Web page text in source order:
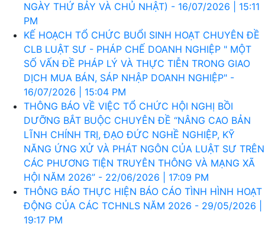
NGÀY THỨ BẢY VÀ CHỦ NHẬT) - 16/07/2026 | 15:11
PM
KẾ HOẠCH TỔ CHỨC BUỔI SINH HOẠT CHUYÊN ĐỀ
CLB LUẬT SƯ - PHÁP CHẾ DOANH NGHIỆP " MỘT
SỐ VẤN ĐỀ PHÁP LÝ VÀ THỰC TIỄN TRONG GIAO
DỊCH MUA BÁN, SÁP NHẬP DOANH NGHIỆP" -
16/07/2026 | 15:04 PM
THÔNG BÁO VỀ VIỆC TỔ CHỨC HỘI NGHỊ BỒI
DƯỠNG BẮT BUỘC CHUYÊN ĐỀ “NÂNG CAO BẢN
LĨNH CHÍNH TRỊ, ĐẠO ĐỨC NGHỀ NGHIỆP, KỸ
NĂNG ỨNG XỬ VÀ PHÁT NGÔN CỦA LUẬT SƯ TRÊN
CÁC PHƯƠNG TIỆN TRUYÊN THÔNG VÀ MẠNG XÃ
HỘI NĂM 2026” - 22/06/2026 | 17:09 PM
THÔNG BÁO THỰC HIỆN BÁO CÁO TÌNH HÌNH HOẠT
ĐỘNG CỦA CÁC TCHNLS NĂM 2026 - 29/05/2026 |
19:17 PM